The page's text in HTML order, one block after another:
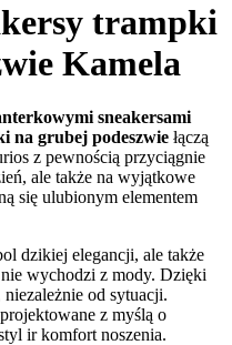
trampki
Kamela
sneakersami
na grubej podeszwie łączą
z pewnością przyciągnie
ale także na wyjątkowe
się ulubionym elementem
dzikiej elegancji, ale także
wychodzi z mody. Dzięki
od sytuacji.
z myślą o
ir komfort noszenia.